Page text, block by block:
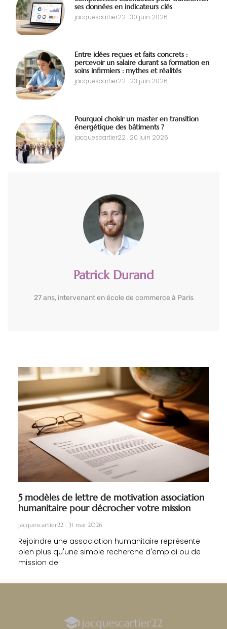
ses données en indicateurs clés
jacquescartier22 30 juin 2026
Entre idées reçues et faits concrets :
percevoir un salaire durant sa formation en
soins infirmiers : mythes et réalités
jacquescartier22 23 juin 2026
Pourquoi choisir un master en transition
énergétique des bâtiments ?
jacquescartier22 20 juin 2026
Patrick Durand
27 ans, intervenant en école de commerce à Paris
5 modèles de lettre de motivation association
humanitaire pour décrocher votre mission
jacquescartier22 31 mai 2026
Rejoindre une association humanitaire représente
bien plus qu'une simple recherche d'emploi ou de
mission de